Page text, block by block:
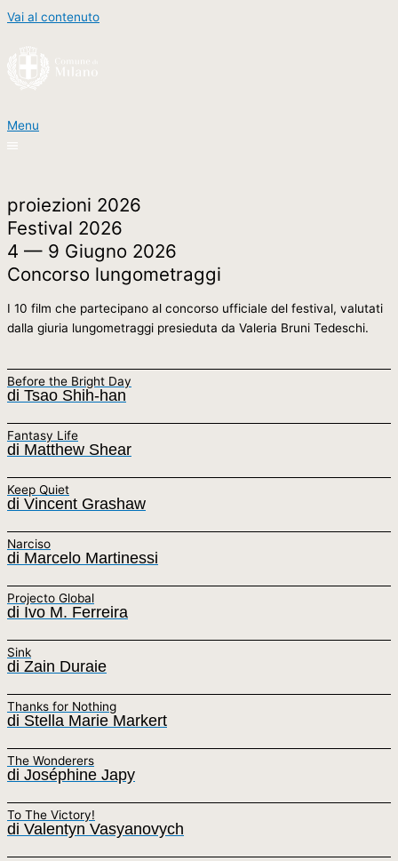
Vai al contenuto
Menu
proiezioni 2026
Festival 2026
4 — 9 Giugno 2026
Concorso lungometraggi
I 10 film che partecipano al concorso ufficiale del festival, valutati
dalla giuria lungometraggi presieduta da Valeria Bruni Tedeschi.
Before the Bright Day
di Tsao Shih-han
Fantasy Life
di Matthew Shear
Keep Quiet
di Vincent Grashaw
Narciso
di Marcelo Martinessi
Projecto Global
di Ivo M. Ferreira
Sink
di Zain Duraie
Thanks for Nothing
di Stella Marie Markert
The Wonderers
di Joséphine Japy
To The Victory!
di Valentyn Vasyanovych